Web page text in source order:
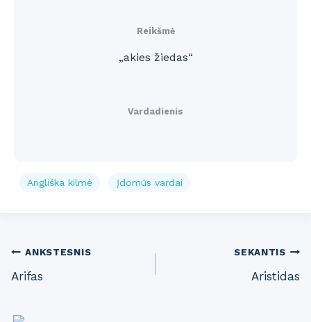
Reikšmė
„akies žiedas“
Vardadienis
Angliška kilmė Įdomūs vardai
Post
navigation
ANKSTESNIS
Arifas
SEKANTIS
Aristidas